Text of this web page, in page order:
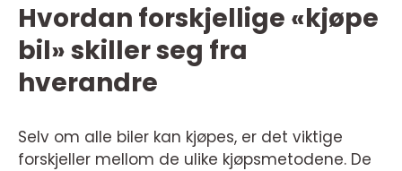
Hvordan forskjellige «kjøpe
bil» skiller seg fra
hverandre
Selv om alle biler kan kjøpes, er det viktige
forskjeller mellom de ulike kjøpsmetodene. De